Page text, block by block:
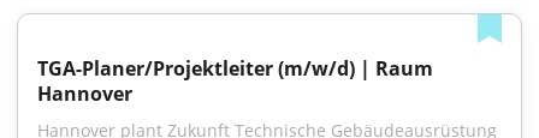
TGA-Planer/Projektleiter (m/w/d) | Raum
Hannover
Hannover plant Zukunft Technische Gebäudeausrüstung